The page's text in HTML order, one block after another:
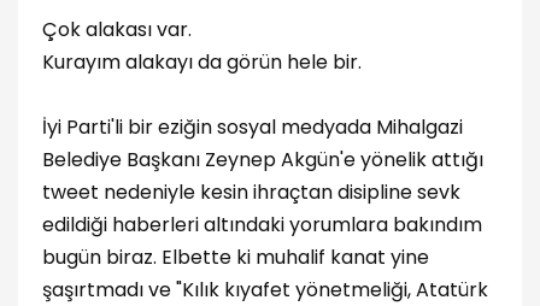
Çok alakası var.
Kurayım alakayı da görün hele bir.
İyi Parti'li bir eziğin sosyal medyada Mihalgazi
Belediye Başkanı Zeynep Akgün'e yönelik attığı
tweet nedeniyle kesin ihraçtan disipline sevk
edildiği haberleri altındaki yorumlara bakındım
bugün biraz. Elbette ki muhalif kanat yine
şaşırtmadı ve "Kılık kıyafet yönetmeliği, Atatürk